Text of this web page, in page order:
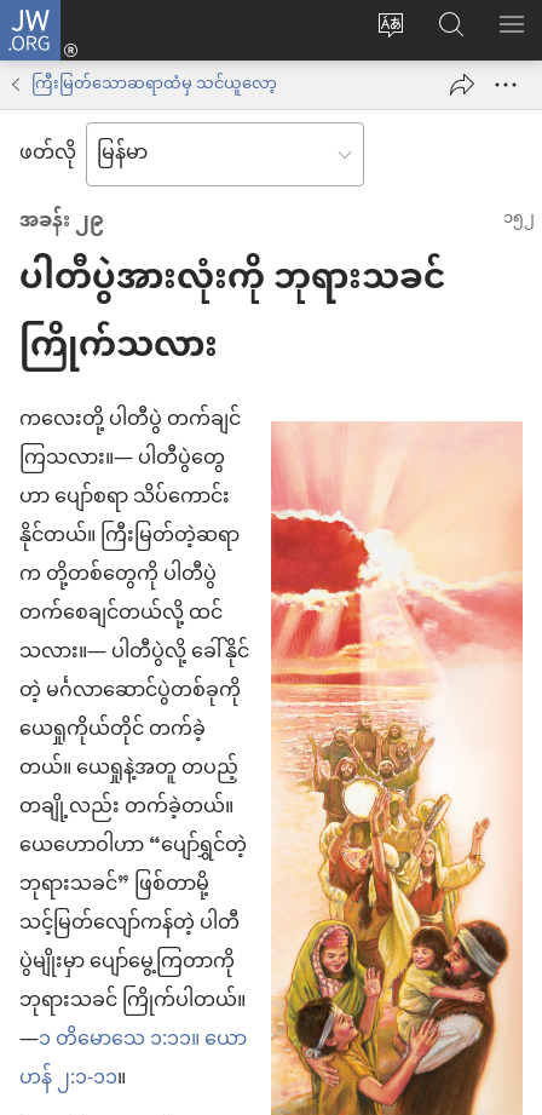
JW.ORG
ဝ
ပြောင်း
Log
in
အသစ်
ဖွ
ပါ
JW.ORG
ရှာ
ကြီးမြတ်သောဆရာထံမှ သင်ယူလော့
ဖတ်လို
အခန်း ၂၉
ပါတီပွဲအားလုံးကို ဘုရားသခင်
ကြိုက်သလား
ကလေးတို့ ပါတီပွဲ တက်ချင်
ကြသလား။— ပါတီပွဲတွေ
ဟာ ပျော်စရာ သိပ်ကောင်း
နိုင်တယ်။ ကြီးမြတ်တဲ့ဆရာ
က တို့တစ်တွေကို ပါတီပွဲ
တက်စေချင်တယ်လို့ ထင်
သလား။— ပါတီပွဲလို့ ခေါ်နိုင်
တဲ့ မင်္ဂလာဆောင်ပွဲတစ်ခုကို
ယေရှုကိုယ်တိုင် တက်ခဲ့
တယ်။ ယေရှုနဲ့အတူ တပည့်
တချို့လည်း တက်ခဲ့တယ်။
ယေဟောဝါဟာ “ပျော်ရွှင်တဲ့
ဘုရားသခင်” ဖြစ်တာမို့
သင့်မြတ်လျော်ကန်တဲ့ ပါတီ
ပွဲမျိုးမှာ ပျော်မွေ့ကြတာကို
ဘုရားသခင် ကြိုက်ပါတယ်။
—၁ တိမောသေ ၁:၁၁။ယော
ဟန် ၂:၁-၁၁။